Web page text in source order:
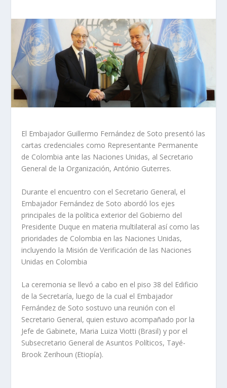
El Embajador Guillermo Fernández de Soto presentó las
cartas credenciales como Representante Permanente
de Colombia ante las Naciones Unidas, al Secretario
General de la Organización, António Guterres.
Durante el encuentro con el Secretario General, el
Embajador Fernández de Soto abordó los ejes
principales de la política exterior del Gobierno del
Presidente Duque en materia multilateral así como las
prioridades de Colombia en las Naciones Unidas,
incluyendo la Misión de Verificación de las Naciones
Unidas en Colombia
La ceremonia se llevó a cabo en el piso 38 del Edificio
de la Secretaría, luego de la cual el Embajador
Fernández de Soto sostuvo una reunión con el
Secretario General, quien estuvo acompañado por la
Jefe de Gabinete, Maria Luiza Viotti (Brasil) y por el
Subsecretario General de Asuntos Políticos, Tayé-
Brook Zerihoun (Etiopía).